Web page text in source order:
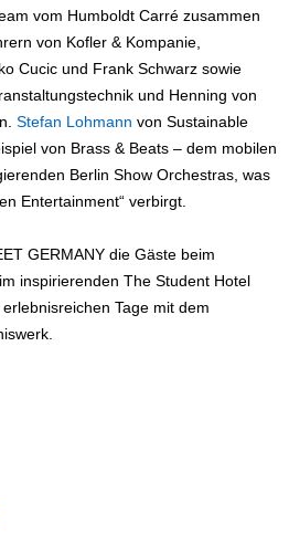
vom Humboldt Carré zusammen
von Kofler & Kompanie,
Cucic und Frank Schwarz sowie
und Henning von
Stefan Lohmann von Sustainable
von Brass & Beats – dem mobilen
Berlin Show Orchestras, was
Entertainment“ verbirgt.
GERMANY die Gäste beim
inspirierenden The Student Hotel
Tage mit dem